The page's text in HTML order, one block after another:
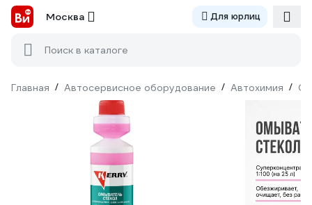
Москва Для юрлиц
Поиск в каталоге
Главная / Автосервисное оборудование / Автохимия /